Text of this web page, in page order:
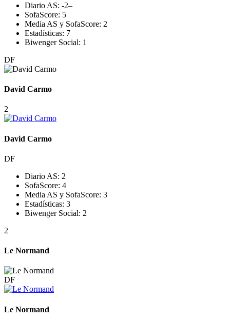
Diario AS: -2–
SofaScore: 5
Media AS y SofaScore: 2
Estadísticas: 7
Biwenger Social: 1
DF
David Carmo
2
David Carmo
DF
Diario AS: 2
SofaScore: 4
Media AS y SofaScore: 3
Estadísticas: 3
Biwenger Social: 2
2
Le Normand
DF
Le Normand